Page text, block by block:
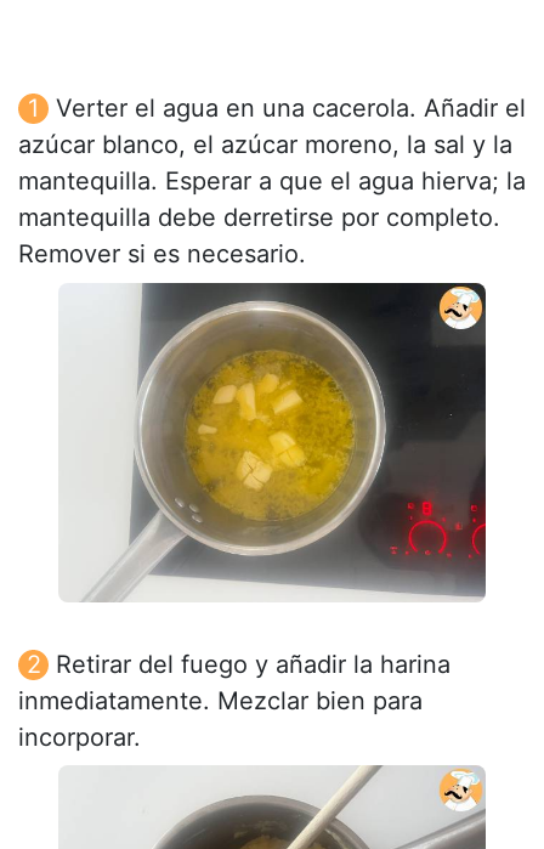
Verter el agua en una cacerola. Añadir el
azúcar blanco, el azúcar moreno, la sal y la
mantequilla. Esperar a que el agua hierva; la
mantequilla debe derretirse por completo.
Remover si es necesario.
Retirar del fuego y añadir la harina
inmediatamente. Mezclar bien para
incorporar.